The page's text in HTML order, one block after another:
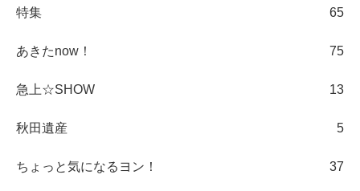
特集 65
あきたnow！ 75
急上☆SHOW 13
秋田遺産 5
ちょっと気になるヨン！ 37